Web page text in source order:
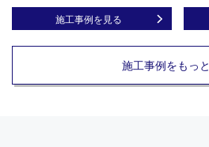
施工事例を見る
施工事例をもっ